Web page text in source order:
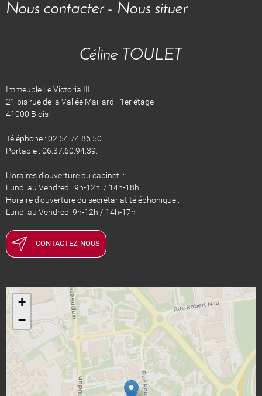
Nous contacter - Nous situer
Céline TOULET
Immeuble Le Victoria III
21 bis rue de la Vallée Maillard - 1er étage
41000 Blois
Téléphone : 02.54.74.86.50.
Portable : 06.37.60.94.39.
Horaires d'ouverture du cabinet :
Lundi au Vendredi 9h-12h / 14h-18h
Horaire d'ouverture du secrétariat téléphonique :
Lundi au Vendredi 9h-12h / 14h-17h
CONTACTEZ-NOUS
+
−